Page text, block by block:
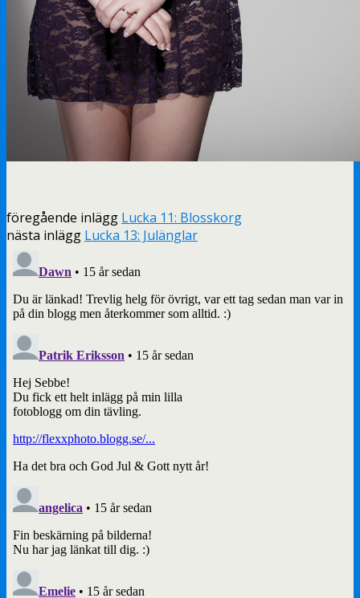
föregående inlägg Lucka 11: Blosskorg
nästa inlägg Lucka 13: Julänglar